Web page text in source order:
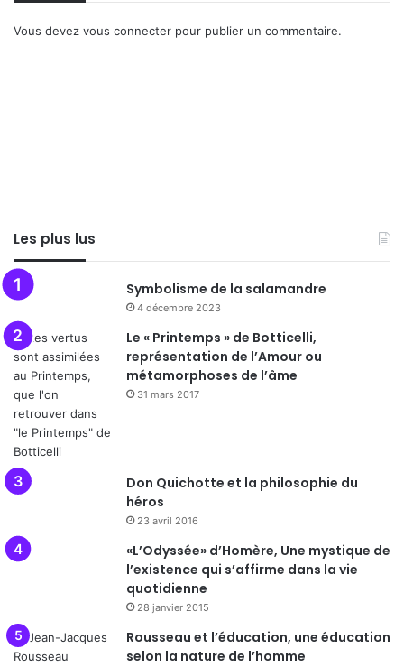
Vous devez vous connecter pour publier un commentaire.
Les plus lus
Symbolisme de la salamandre
4 décembre 2023
Le « Printemps » de Botticelli,
représentation de l’Amour ou
métamorphoses de l’âme
31 mars 2017
Don Quichotte et la philosophie du
héros
23 avril 2016
«L’Odyssée» d’Homère, Une mystique de
l’existence qui s’affirme dans la vie
quotidienne
28 janvier 2015
Rousseau et l’éducation, une éducation
selon la nature de l’homme